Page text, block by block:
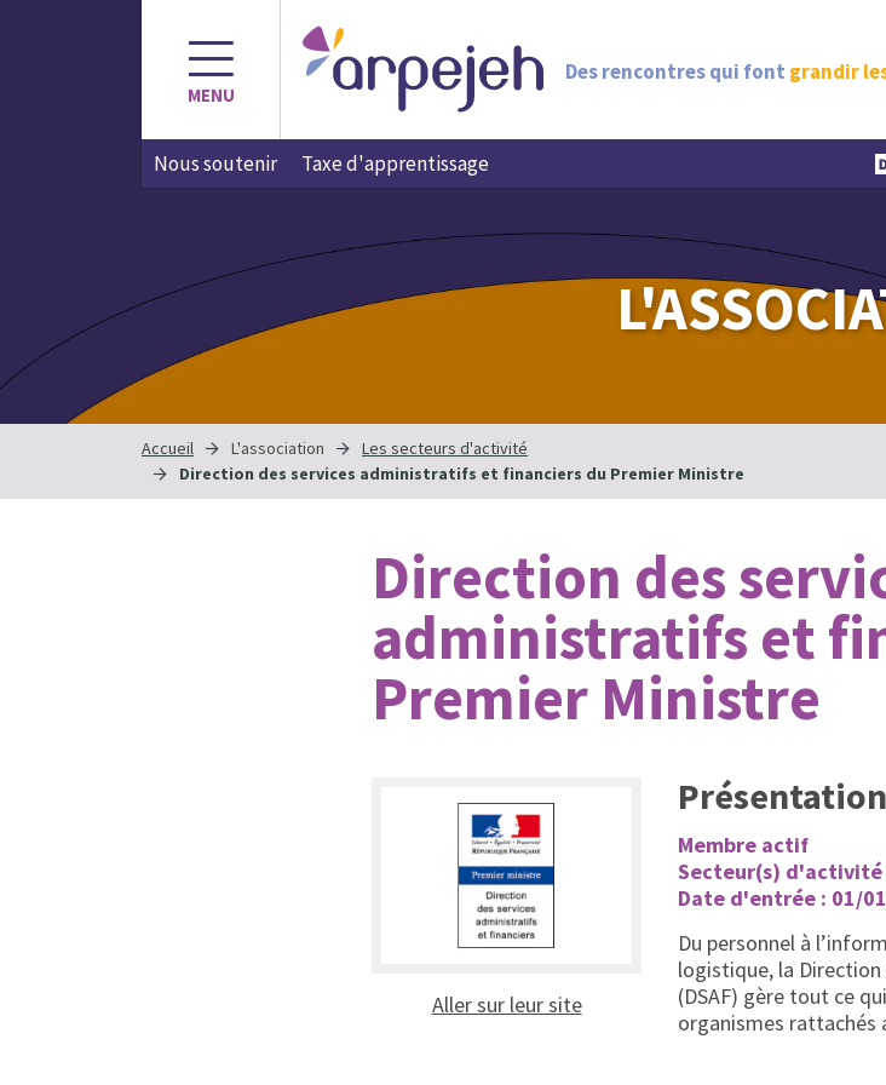
MENU
Des rencontres qui font grandir
Nous soutenir Taxe d'apprentissage
Accueil L'association
Les secteurs d'activité
Direction des services administratifs et financiers du Premier Ministre
Direction des
administratifs et
Premier Ministre
Aller sur leur site(ouvrir dans un nouvel onglet)
Présentation
Membre actif
Secteur(s)
Date d'entrée : 01/
Du personnel à
logistique, la
(DSAF) gère tout ce
organismes rattachés